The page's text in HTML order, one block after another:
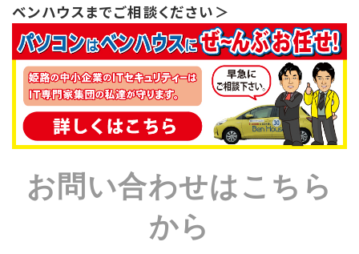
ベンハウスまでご相談ください＞
お問い合わせはこちら
から